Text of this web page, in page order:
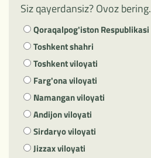
Siz qayerdansiz? Ovoz bering.
Qoraqalpog'iston Respublikasi
Toshkent shahri
Toshkent viloyati
Farg'ona viloyati
Namangan viloyati
Andijon viloyati
Sirdaryo viloyati
Jizzax viloyati